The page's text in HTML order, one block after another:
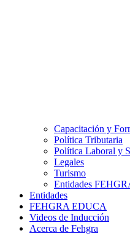
Capacitación y
Política Tributaria
Política Laboral y
Legales
Turismo
Entidades
Entidades
FEHGRA EDUCA
Videos de Inducción
Acerca de Fehgra